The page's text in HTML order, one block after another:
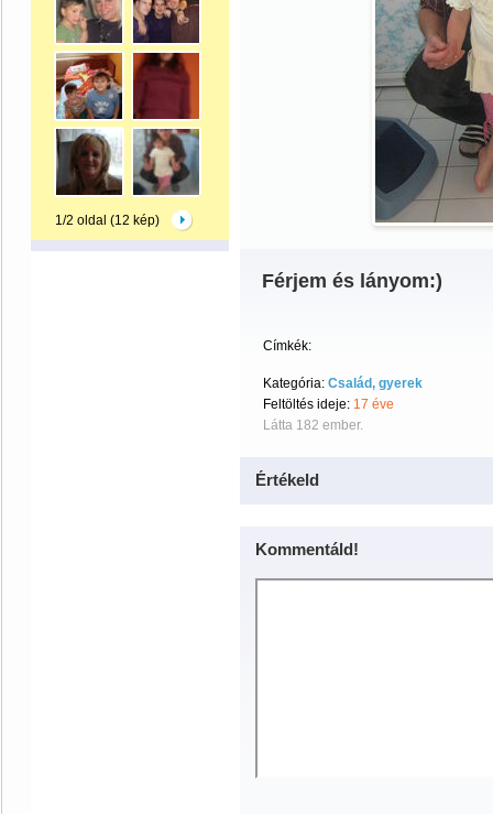
1/2 oldal (12 kép)
Férjem és lányom:)
Címkék:
Kategória: Család, gyerek
Feltöltés ideje: 17 éve
Látta 182 ember.
Értékeld
Kommentáld!